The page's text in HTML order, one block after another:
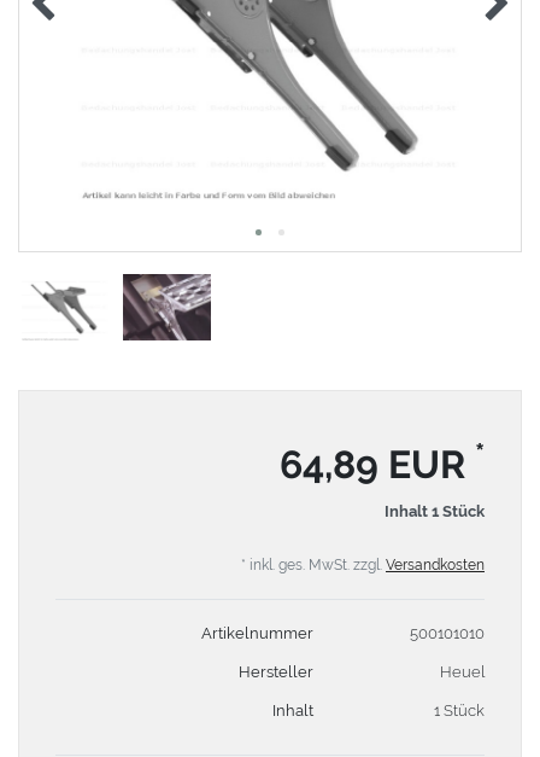
64,89 EUR *
Inhalt 1 Stück
* inkl. ges. MwSt. zzgl. Versandkosten
Artikelnummer 500101010
Hersteller Heuel
Inhalt 1 Stück